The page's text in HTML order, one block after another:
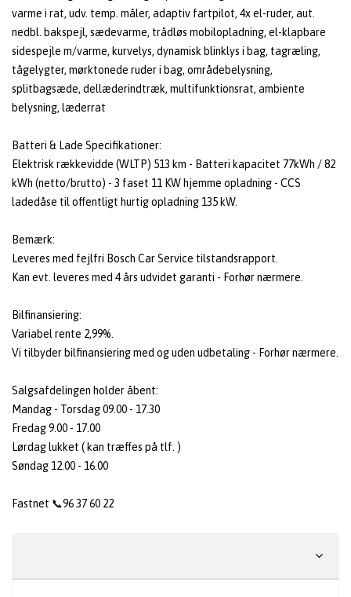
varme i rat, udv. temp. måler, adaptiv fartpilot, 4x el-ruder, aut.
nedbl. bakspejl, sædevarme, trådløs mobilopladning, el-klapbare
sidespejle m/varme, kurvelys, dynamisk blinklys i bag, tagræling,
tågelygter, mørktonede ruder i bag, områdebelysning,
splitbagsæde, dellæderindtræk, multifunktionsrat, ambiente
belysning, læderrat
Batteri & Lade Specifikationer:
Elektrisk rækkevidde (WLTP) 513 km - Batteri kapacitet 77kWh / 82
kWh (netto/brutto) - 3 faset 11 KW hjemme opladning - CCS
ladedåse til offentligt hurtig opladning 135 kW.
Bemærk:
Leveres med fejlfri Bosch Car Service tilstandsrapport.
Kan evt. leveres med 4 års udvidet garanti - Forhør nærmere.
Bilfinansiering:
Variabel rente 2,99%.
Vi tilbyder bilfinansiering med og uden udbetaling - Forhør nærmere.
Salgsafdelingen holder åbent:
Mandag - Torsdag 09.00 - 17.30
Fredag 9.00 - 17.00
Lørdag lukket ( kan træffes på tlf. )
Søndag 12.00 - 16.00
Fastnet 📞96 37 60 22